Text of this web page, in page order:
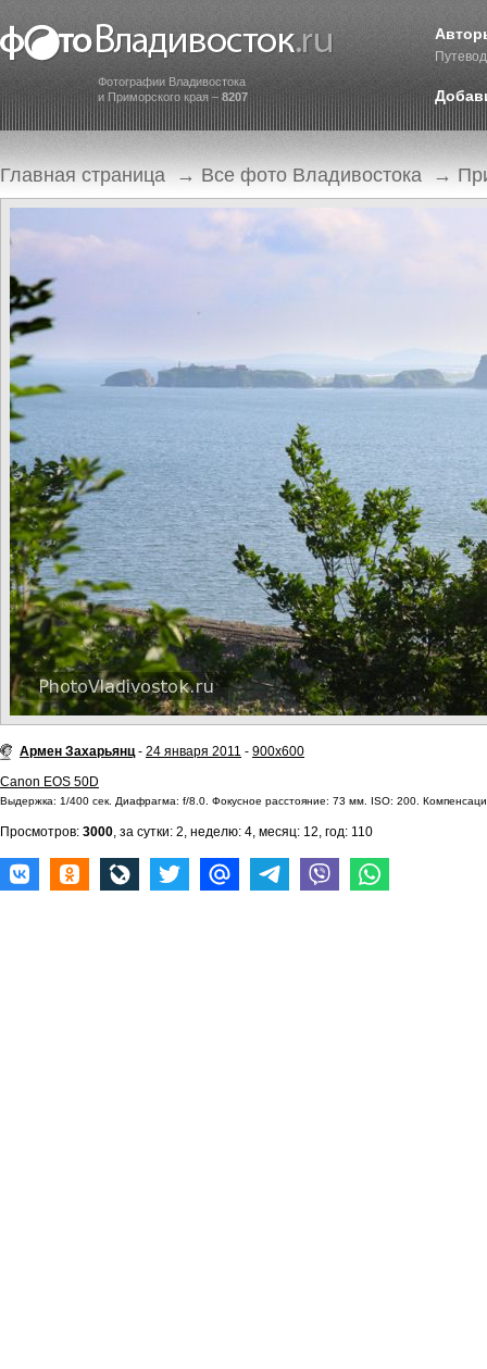
Фотографии Владивостока
и Приморского края – 8207
Главная страница → Все фото Владивостока →
Армен Захарьянц- 24 января 2011 - 900x600
Canon EOS 50D
Выдержка: 1/400 сек. Диафрагма: f/8.0. Фокусное расстояние: 73 мм. ISO: 200.
Просмотров: 3000, за сутки: 2, неделю: 4, месяц: 12, год: 110